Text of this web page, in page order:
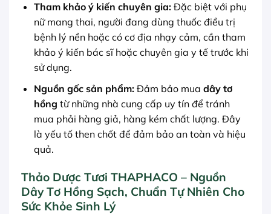
Tham khảo ý kiến chuyên gia:Đặc biệt với phụ
nữ mang thai, người đang dùng thuốc điều trị
bệnh lý nền hoặc có cơ địa nhạy cảm, cần tham
khảo ý kiến bác sĩ hoặc chuyên gia y tế trước khi
sử dụng.
Nguồn gốc sản phẩm:Đảm bảo mua dây tơ
hồng từ những nhà cung cấp uy tín để tránh
mua phải hàng giả, hàng kém chất lượng. Đây
là yếu tố then chốt để đảm bảo an toàn và hiệu
quả.
Thảo Dược Tươi THAPHACO – Nguồn
Dây Tơ Hồng Sạch, Chuẩn Tự Nhiên Cho
Sức Khỏe Sinh Lý